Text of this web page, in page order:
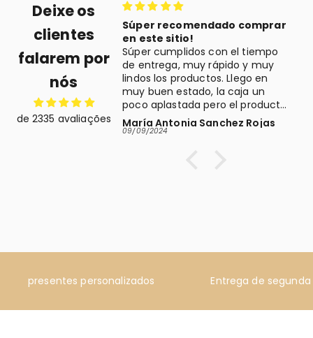
Deixe os
clientes
falarem por
nós
de 2335 avaliações
y vino muy
Muy
el producto, era
y le encantó.
Pablos
Súper recomendado comprar
en este sitio!
Súper cumplidos con el tiempo
de entrega, muy rápido y muy
lindos los productos. Llego en
muy buen estado, la caja un
poco aplastada pero el producto
por dentro intacto, y eso es lo
que importa. Lo recomiendo, yo
María Antonia Sanchez Rojas
09/09/2024
presentes personalizados Entrega de